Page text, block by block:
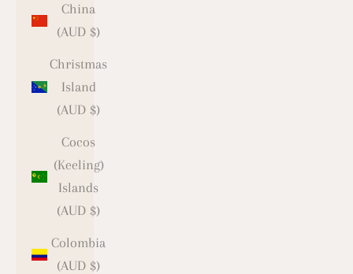
China
(AUD $)
Christmas
Island
(AUD $)
Cocos
(Keeling)
Islands
(AUD $)
Colombia
(AUD $)